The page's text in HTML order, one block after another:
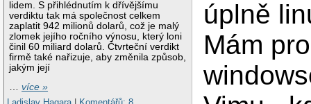
lidem. S přihlédnutím k dřívějšímu
verdiktu tak má společnost celkem
zaplatit 942 milionů dolarů, což je malý
zlomek jejího ročního výnosu, který loni
činil 60 miliard dolarů. Čtvrteční verdikt
firmě také nařizuje, aby změnila způsob,
jakým její
…více »
úplně
Mám